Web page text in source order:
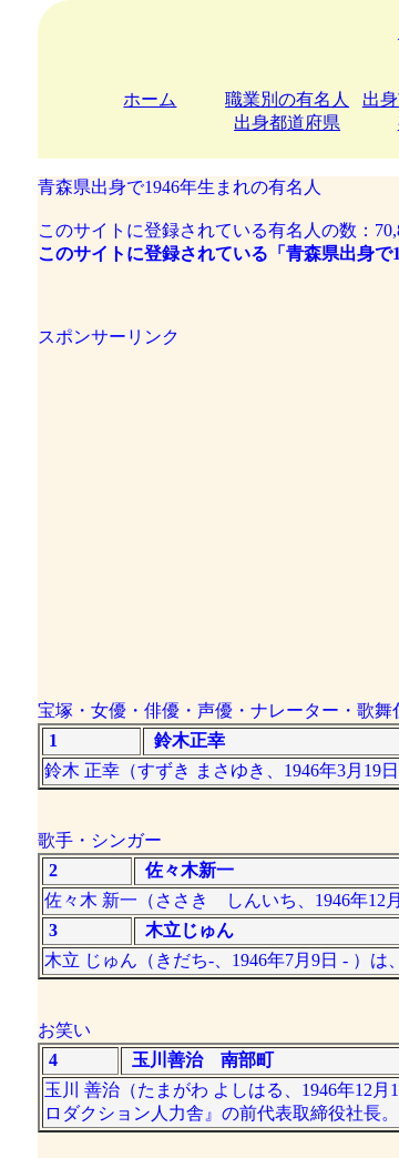
ホーム
職業別の有名人
出身都道府県
出
青森県出身で1946年生まれの有名人
このサイトに登録されている有名人の数：
このサイトに登録されている「青森県出身で
スポンサーリンク
宝塚・女優・俳優・声優・ナレーター・歌舞
1
鈴木正幸
鈴木 正幸（すずき まさゆき、1946年3月19
歌手・シンガー
2
佐々木新一
佐々木 新一（ささき しんいち、1946年12
3
木立じゅん
木立 じゅん（きだち-、1946年7月9日 - ）は
お笑い
4
玉川善治 南部町
玉川 善治（たまがわ よしはる、1946年12
ロダクション人力舎』の前代表取締役社長。